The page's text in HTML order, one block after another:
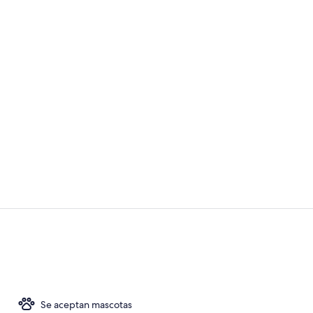
2
Se aceptan mascotas